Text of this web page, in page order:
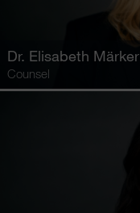
Dr. Elisabeth Märker
Counsel